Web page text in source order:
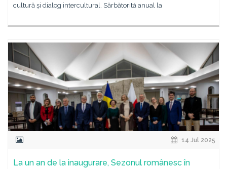
cultură și dialog intercultural. Sărbătorită anual la
14 Jul 2025
La un an de la inaugurare, Sezonul românesc în